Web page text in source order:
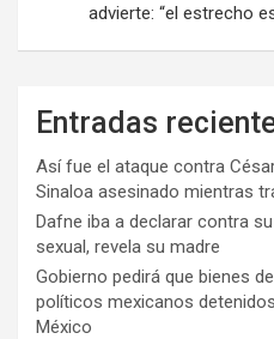
advierte: “el estrecho
Entradas
Así fue el ataque contra
Sinaloa asesinado mientras
Dafne iba a declarar contra
sexual, revela su madre
Gobierno pedirá que bienes
políticos mexicanos
México